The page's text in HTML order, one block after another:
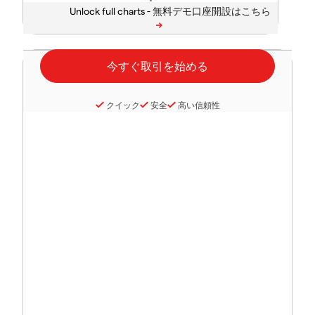
Unlock full charts -
クイック 安全 高い信頼性